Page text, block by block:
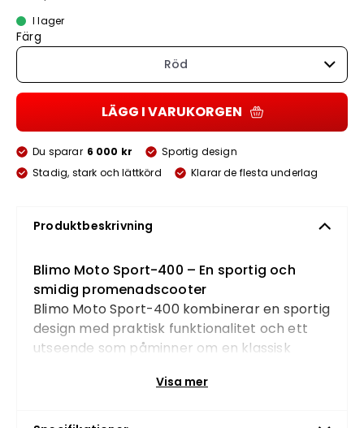
I lager
Färg
Röd
LÄGG I VARUKORGEN
Du sparar 6 000 kr
Sportig design
Stadig, stark och lättkörd
Klarar de flesta underlag
Produktbeskrivning
Blimo Moto Sport-400 – En sportig och
smidig promenadscooter
Blimo Moto Sport-400 kombinerar en sportig
design med praktisk funktionalitet och ett
utseende som påminner om en klassisk
promenadstråk och till och med torg och
Visa mer